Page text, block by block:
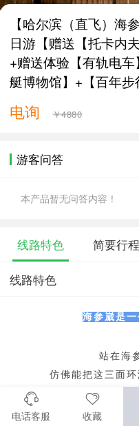
【哈尔滨（直飞）
日游【赠送【托卡内
+赠送体验【有轨电
艇博物馆】+【百年步
电询 ￥4880
游客问答
本产品暂无问答内容！
线路特色 简要行程
线路特色
海参崴是
站在海
仿佛能把这三面
海阔天空
它既包含欧洲的
电话客服 收藏